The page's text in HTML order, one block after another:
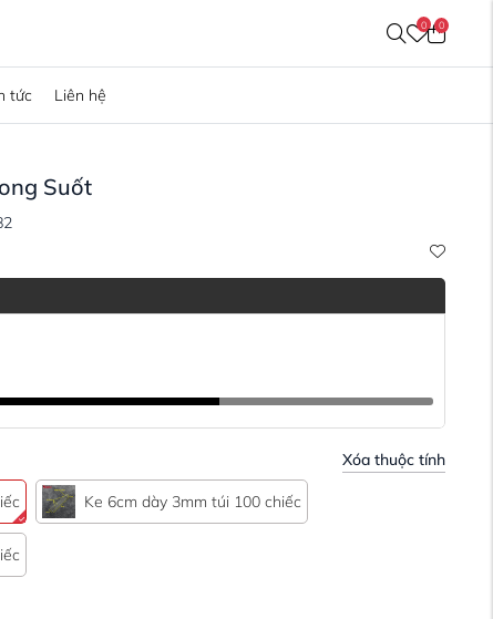
0 0
tức Liên hệ
Suốt
Xóa thuộc tính
Ke 6cm dày 3mm túi 100 chiếc